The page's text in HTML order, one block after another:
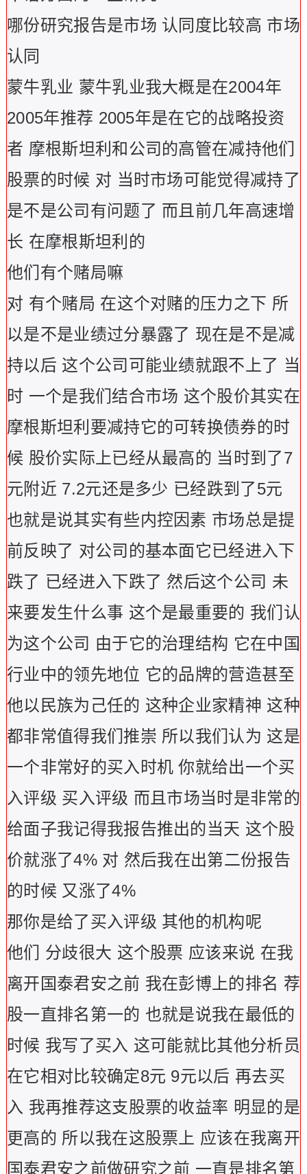
哪份研究报告是市场 认同度比较高 市场
认同
蒙牛乳业 蒙牛乳业我大概是在2004年
2005年推荐 2005年是在它的战略投资
者 摩根斯坦利和公司的高管在减持他们
股票的时候 对 当时市场可能觉得减持了
是不是公司有问题了 而且前几年高速增
长 在摩根斯坦利的
他们有个赌局嘛
对 有个赌局 在这个对赌的压力之下 所
以是不是业绩过分暴露了 现在是不是减
持以后 这个公司可能业绩就跟不上了 当
时 一个是我们结合市场 这个股价其实在
摩根斯坦利要减持它的可转换债券的时
候 股价实际上已经从最高的 当时到了7
元附近 7.2元还是多少 已经跌到了5元
也就是说其实有些内控因素 市场总是提
前反映了 对公司的基本面它已经进入下
跌了 已经进入下跌了 然后这个公司 未
来要发生什么事 这个是最重要的 我们认
为这个公司 由于它的治理结构 它在中国
行业中的领先地位 它的品牌的营造甚至
他以民族为己任的 这种企业家精神 这种
都非常值得我们推崇 所以我们认为 这是
一个非常好的买入时机 你就给出一个买
入评级 买入评级 而且市场当时是非常的
给面子我记得我报告推出的当天 这个股
价就涨了4% 对 然后我在出第二份报告
的时候 又涨了4%
那你是给了买入评级 其他的机构呢
他们 分歧很大 这个股票 应该来说 在我
离开国泰君安之前 我在彭博上的排名 荐
股一直排名第一的 也就是说我在最低的
时候 我写了买入 这可能就比其他分析员
在它相对比较确定8元 9元以后 再去买
入 我再推荐这支股票的收益率 明显的是
更高的 所以我在这股票上 应该在我离开
国泰君安之前做研究之前 一直是排名第